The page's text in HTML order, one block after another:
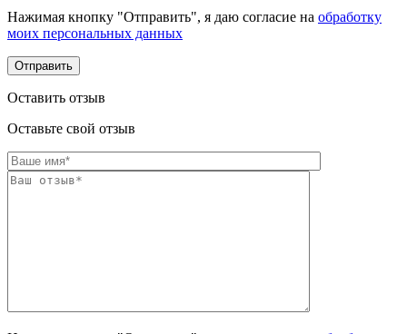
Нажимая кнопку "Отправить", я даю согласие на обработку
моих персональных данных
Оставить отзыв
Оставьте свой отзыв